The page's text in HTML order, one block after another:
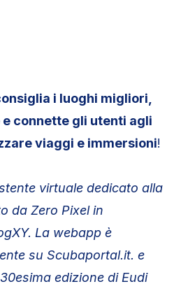
i luoghi migliori,
connette gli utenti agli
viaggi e immersioni!
virtuale dedicato alla
da Zero Pixel in
La webapp è
su Scubaportal.it. e
edizione di Eudi